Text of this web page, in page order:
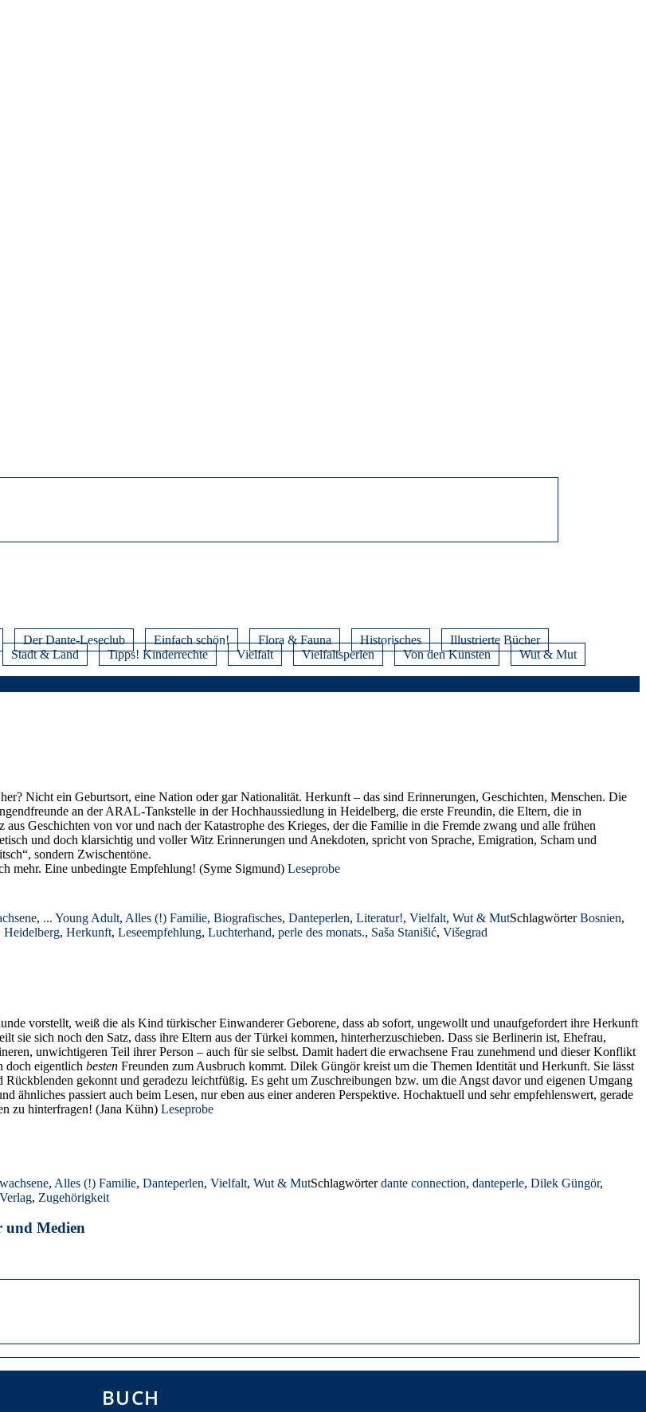
Der Dante-Leseclub Einfach schön! Flora & Fauna Historisches
Illustrierte Bücher
Stadt & Land Tipps! Kinderrechte Vielfalt Vielfaltsperlen Von den Künsten
Wut & Mut
Nicht ein Geburtsort, eine Nation oder gar Nationalität. Herkunft – das sind Erinnerungen, Geschichten, Menschen. Die
an der ARAL-Tankstelle in der Hochhaussiedlung in Heidelberg, die erste Freundin, die Eltern, die in
Geschichten von vor und nach der Katastrophe des Krieges, der die Familie in die Fremde zwang und alle frühen
und doch klarsichtig und voller Witz Erinnerungen und Anekdoten, spricht von Sprache, Emigration, Scham und
sondern Zwischentöne.
mehr. Eine unbedingte Empfehlung! (Syme Sigmund) Leseprobe
, ... Young Adult, Alles (!) Familie, Biografisches, Danteperlen, Literatur!, Vielfalt, Wut & MutSchlagwörterBosnien,
Heidelberg, Herkunft, Leseempfehlung, Luchterhand, perle des monats., Saša Stanišić, Višegrad
vorstellt, weiß die als Kind türkischer Einwanderer Geborene, dass ab sofort, ungewollt und unaufgefordert ihre Herkunft
sie sich noch den Satz, dass ihre Eltern aus der Türkei kommen, hinterherzuschieben. Dass sie Berlinerin ist, Ehefrau,
unwichtigeren Teil ihrer Person – auch für sie selbst. Damit hadert die erwachsene Frau zunehmend und dieser Konflikt
doch eigentlich besten Freunden zum Ausbruch kommt. Dilek Güngör kreist um die Themen Identität und Herkunft. Sie lässt
gekonnt und geradezu leichtfüßig. Es geht um Zuschreibungen bzw. um die Angst davor und eigenen Umgang
passiert auch beim Lesen, nur eben aus einer anderen Perspektive. Hochaktuell und sehr empfehlenswert, gerade
zu hinterfragen! (Jana Kühn) Leseprobe
, Alles (!) Familie, Danteperlen, Vielfalt, Wut & MutSchlagwörterdante connection, danteperle, Dilek Güngör,
, Zugehörigkeit
und Medien
BUCH